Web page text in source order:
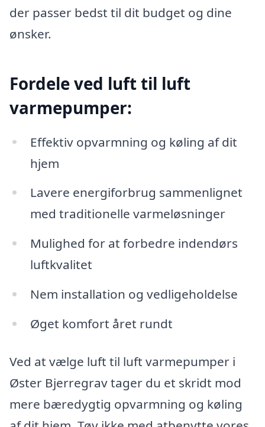
der passer bedst til dit budget og dine
ønsker.
Fordele ved luft til luft
varmepumper:
Effektiv opvarmning og køling af dit
hjem
Lavere energiforbrug sammenlignet
med traditionelle varmeløsninger
Mulighed for at forbedre indendørs
luftkvalitet
Nem installation og vedligeholdelse
Øget komfort året rundt
Ved at vælge luft til luft varmepumper i
Øster Bjerregrav tager du et skridt mod
mere bæredygtig opvarmning og køling